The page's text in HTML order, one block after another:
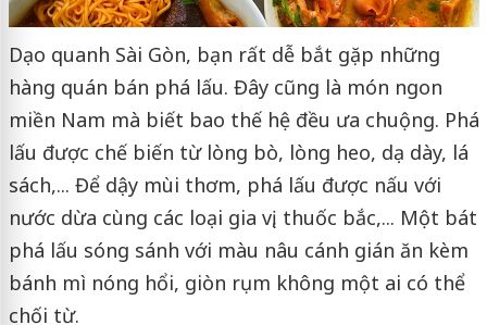
Dạo quanh Sài Gòn, bạn rất dễ bắt gặp những
hàng quán bán phá lấu. Đây cũng là món ngon
miền Nam mà biết bao thế hệ đều ưa chuộng. Phá
lấu được chế biến từ lòng bò, lòng heo, dạ dày, lá
sách,... Để dậy mùi thơm, phá lấu được nấu với
nước dừa cùng các loại gia vị, thuốc bắc,... Một bát
phá lấu sóng sánh với màu nâu cánh gián ăn kèm
bánh mì nóng hổi, giòn rụm không một ai có thể
chối từ.